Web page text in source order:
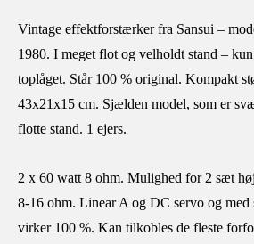
Vintage effektforstærker fra Sansui –
1980. I meget flot og velholdt stand –
toplåget. Står 100 % original. Kompakt
43x21x15 cm. Sjælden model, som er
flotte stand. 1 ejers.
2 x 60 watt 8 ohm. Mulighed for 2 sæt
8-16 ohm. Linear A og DC servo og med
virker 100 %. Kan tilkobles de fleste